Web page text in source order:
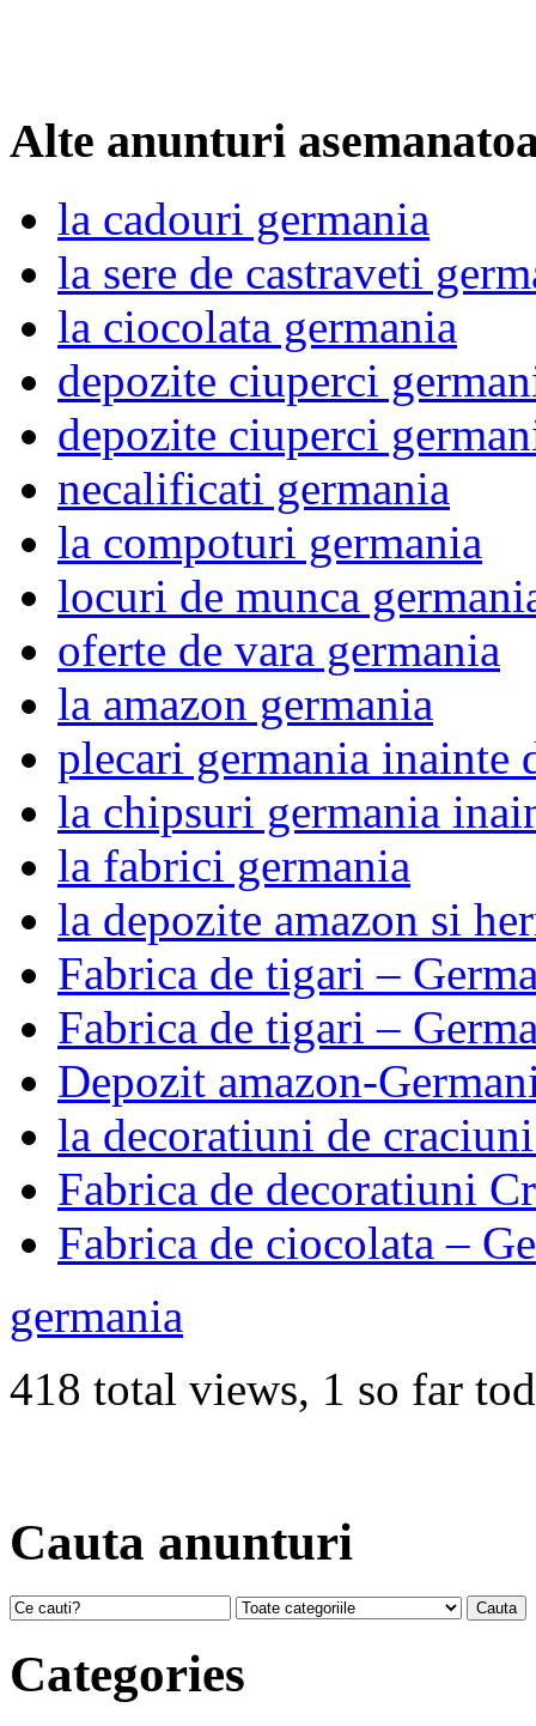
Alte anunturi
la cadouri germania
la sere de castraveti
la ciocolata germania
depozite ciuperci
depozite ciuperci
necalificati germania
la compoturi germania
locuri de munca
oferte de vara germania
la amazon germania
plecari germania inainte
la chipsuri germania
la fabrici germania
la depozite amazon si
Fabrica de tigari –
Fabrica de tigari –
Depozit amazon-
la decoratiuni de
Fabrica de decoratiuni
Fabrica de ciocolata –
germania
418 total views, 1 so far
Cauta anunturi
Categories